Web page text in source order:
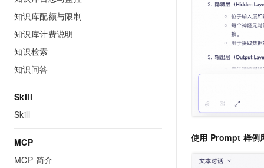
知识库配额与限制
知识库计费说明
知识检索
知识问答
Skill
Skill
MCP
MCP 简介
使用 Prompt 样例